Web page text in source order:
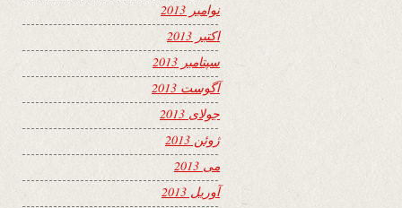
نوامبر 2013
اکتبر 2013
سپتامبر 2013
آگوست 2013
جولای 2013
ژوئن 2013
می 2013
آوریل 2013